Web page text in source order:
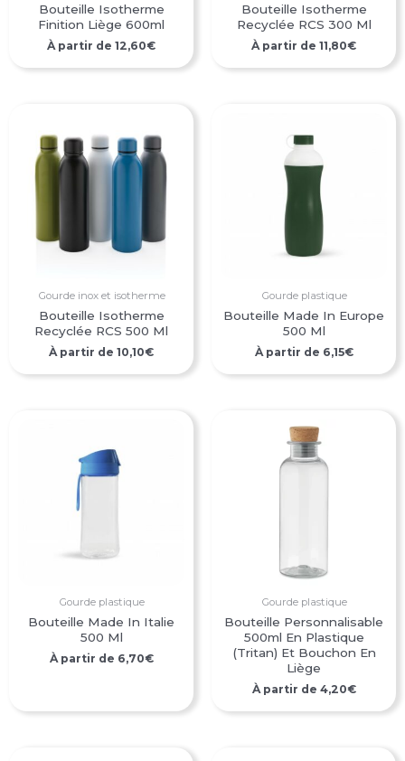
Bouteille Isotherme
Finition Liège 600ml
À partir de 12,60€
Bouteille Isotherme
Recyclée RCS 300 Ml
À partir de 11,80€
Gourde inox et isotherme
Bouteille Isotherme
Recyclée RCS 500 Ml
À partir de 10,10€
Gourde plastique
Bouteille Made In Europe
500 Ml
À partir de 6,15€
Gourde plastique
Bouteille Made In Italie
500 Ml
À partir de 6,70€
Gourde plastique
Bouteille Personnalisable
500ml En Plastique
(Tritan) Et Bouchon En
Liège
À partir de 4,20€